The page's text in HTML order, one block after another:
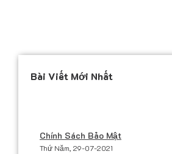
Bài Viết Mới Nhất
Chính Sách Bảo Mật
Thứ Năm, 29-07-2021